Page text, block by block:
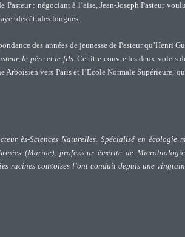
: négociant à l’aise, Jean-Joseph Pasteur
des études longues.
des années de jeunesse de Pasteur qu’Henri
le père et le fils. Ce titre couvre les deux volets
Arboisien vers Paris et l’Ecole Normale Supérieure,
ès-Sciences Naturelles. Spécialisé en écologie
(Marine), professeur émérite de
racines comtoises l’ont conduit depuis une